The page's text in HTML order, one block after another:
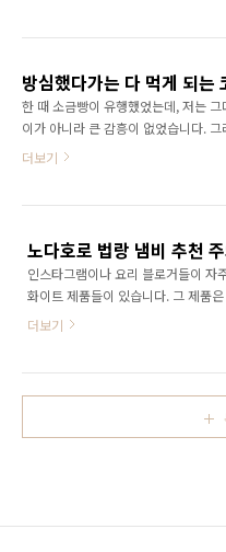
서 가장 유명한 제과점 중 하나입니다
고급스러운 디저트로 전 세계 관광객
을 받고 있습니다. 가..
어간 달콤하고 풍미가 좋은 빵입니다
최소 1년이 걸릴 만큼 오랜 기다림이
이기도 합니다. 오늘은 추워질 때만 먹
이 슈톨렌에 대해 알아보고, 실제 먹어
란 슈톨렌 특징과 먹는 법 쉐즈롤 슈
톨렌은 중세 시대에 수도사들이 먹던
래한 것으로 알려져..
한 때 소금빵이 유행했었는데, 저는 그
이가 아니라 큰 감흥이 없었습니다. 그
연히 소금빵을 동네 마트에서 사게 되
심봉사가 눈이 떠지는 맛이었답니다.
성비 좋고 맛도 좋은 코스트코 소금빵
아보도록 하겠습니다. 목차 소금빵의
트코 소금빵 가격& 칼로리 코스트코 소
조로 알려져있습니다. 국내서도 일본
름으로 불리기도 합니다. 일본의 베이
메종’에서 빵의 맛을 살..
더보기
인스타그램이나 요리 블로거들이 자
화이트 제품들이 있습니다. 그 제품
호로 제품인데요. 노다호로에서는 냄
어버렸습니다. 오늘은 노다호로 회
더보기